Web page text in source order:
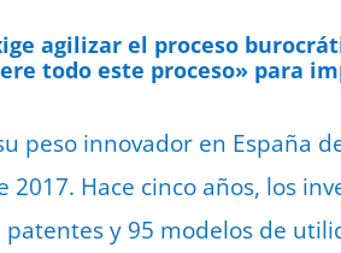
agilizar el proceso
todo este proceso» para
peso innovador en España
Hace cinco años, los
y 95 modelos de